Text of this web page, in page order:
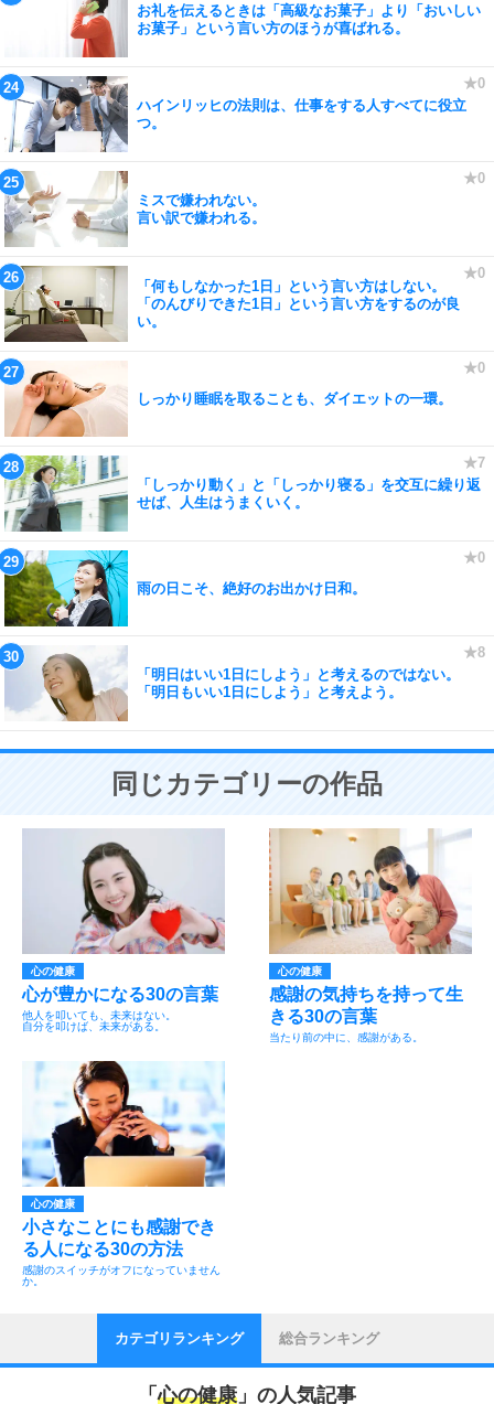
お礼を伝えるときは「高級なお菓子」より「おいしい
お菓子」という言い方のほうが喜ばれる。
ハインリッヒの法則は、仕事をする人すべてに役立
つ。
ミスで嫌われない。
言い訳で嫌われる。
「何もしなかった1日」という言い方はしない。
「のんびりできた1日」という言い方をするのが良
い。
しっかり睡眠を取ることも、ダイエットの一環。
「しっかり動く」と「しっかり寝る」を交互に繰り返
せば、人生はうまくいく。
雨の日こそ、絶好のお出かけ日和。
「明日はいい1日にしよう」と考えるのではない。
「明日もいい1日にしよう」と考えよう。
同じカテゴリーの作品
心の健康
心が豊かになる30の言葉
他人を叩いても、未来はない。
自分を叩けば、未来がある。
心の健康
感謝の気持ちを持って生
きる30の言葉
当たり前の中に、感謝がある。
心の健康
小さなことにも感謝でき
る人になる30の方法
感謝のスイッチがオフになっていません
か。
カテゴリランキング 総合ランキング
「心の健康」の人気記事